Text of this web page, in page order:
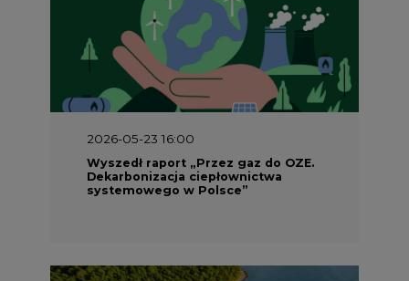
2026-05-23 16:00
Wyszedł raport „Przez gaz do OZE.
Dekarbonizacja ciepłownictwa
systemowego w Polsce”